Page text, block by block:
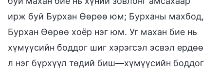
ирж буй Бурхан Өөрөө юм; Бурханы махбод,
Бурхан Өөрөө хоёр нэг юм. Уг махан бие нь
хүмүүсийн боддог шиг хэрэгсэл эсвэл ердөө
л нэг бүрхүүл төдий биш—хүмүүсийн боддог